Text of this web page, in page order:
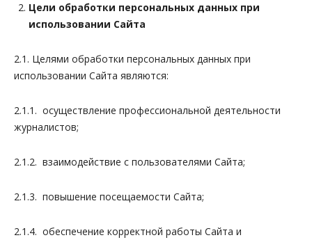
Цели обработки персональных данных при
использовании Сайта
2.1. Целями обработки персональных данных при
использовании Сайта являются:
2.1.1. осуществление профессиональной деятельности
журналистов;
2.1.2. взаимодействие с пользователями Сайта;
2.1.3. повышение посещаемости Сайта;
2.1.4. обеспечение корректной работы Сайта и